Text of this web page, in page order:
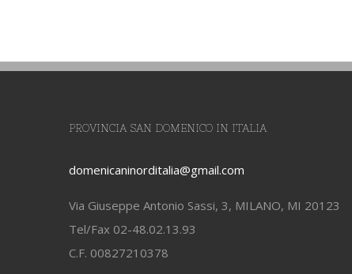
PROVINCIA SAN DOMENICO IN ITALIA
domenicaninorditalia@gmail.com
Via Giuseppe Antonio Sassi, 3, MILANO, MI 20123
Tel/Fax 02-48.02.13.93
C.F. 00827210378